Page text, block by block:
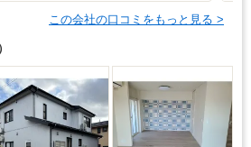
この会社の口コミをもっと見る >